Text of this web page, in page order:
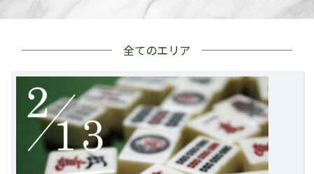
全てのエリア